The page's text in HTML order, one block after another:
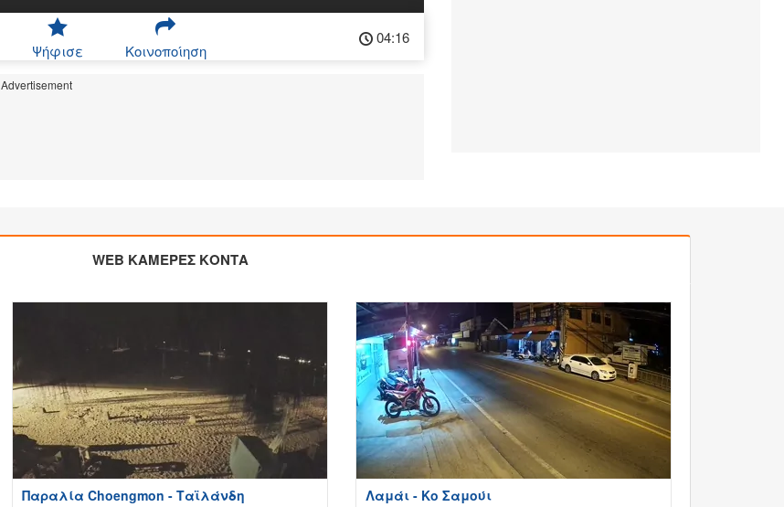
Ψήφισε Κοινοποίηση
04:16
Advertisement
WEB ΚΑΜΕΡΕΣ ΚΟΝΤΑ
Παραλία Choengmon - Ταϊλάνδη Λαμάι - Κο Σαμούι